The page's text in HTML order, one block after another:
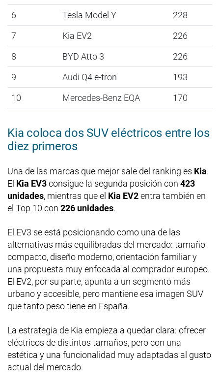
6
Tesla Model Y
228
7
Kia EV2
226
8
BYD Atto 3
226
9
Audi Q4 e-tron
193
10
Mercedes-Benz EQA 170
Kia coloca dos SUV eléctricos entre los
diez primeros
Una de las marcas que mejor sale del ranking es Kia.
El Kia EV3consigue la segunda posición con 423
unidades, mientras que el Kia EV2entra también en
el Top 10 con 226 unidades.
El EV3 se está posicionando como una de las
alternativas más equilibradas del mercado: tamaño
compacto, diseño moderno, orientación familiar y
una propuesta muy enfocada al comprador europeo.
El EV2, por su parte, apunta a un segmento más
urbano y accesible, pero mantiene esa imagen SUV
que tanto peso tiene en España.
La estrategia de Kia empieza a quedar clara: ofrecer
eléctricos de distintos tamaños, pero con una
estética y una funcionalidad muy adaptadas al gusto
actual del mercado.